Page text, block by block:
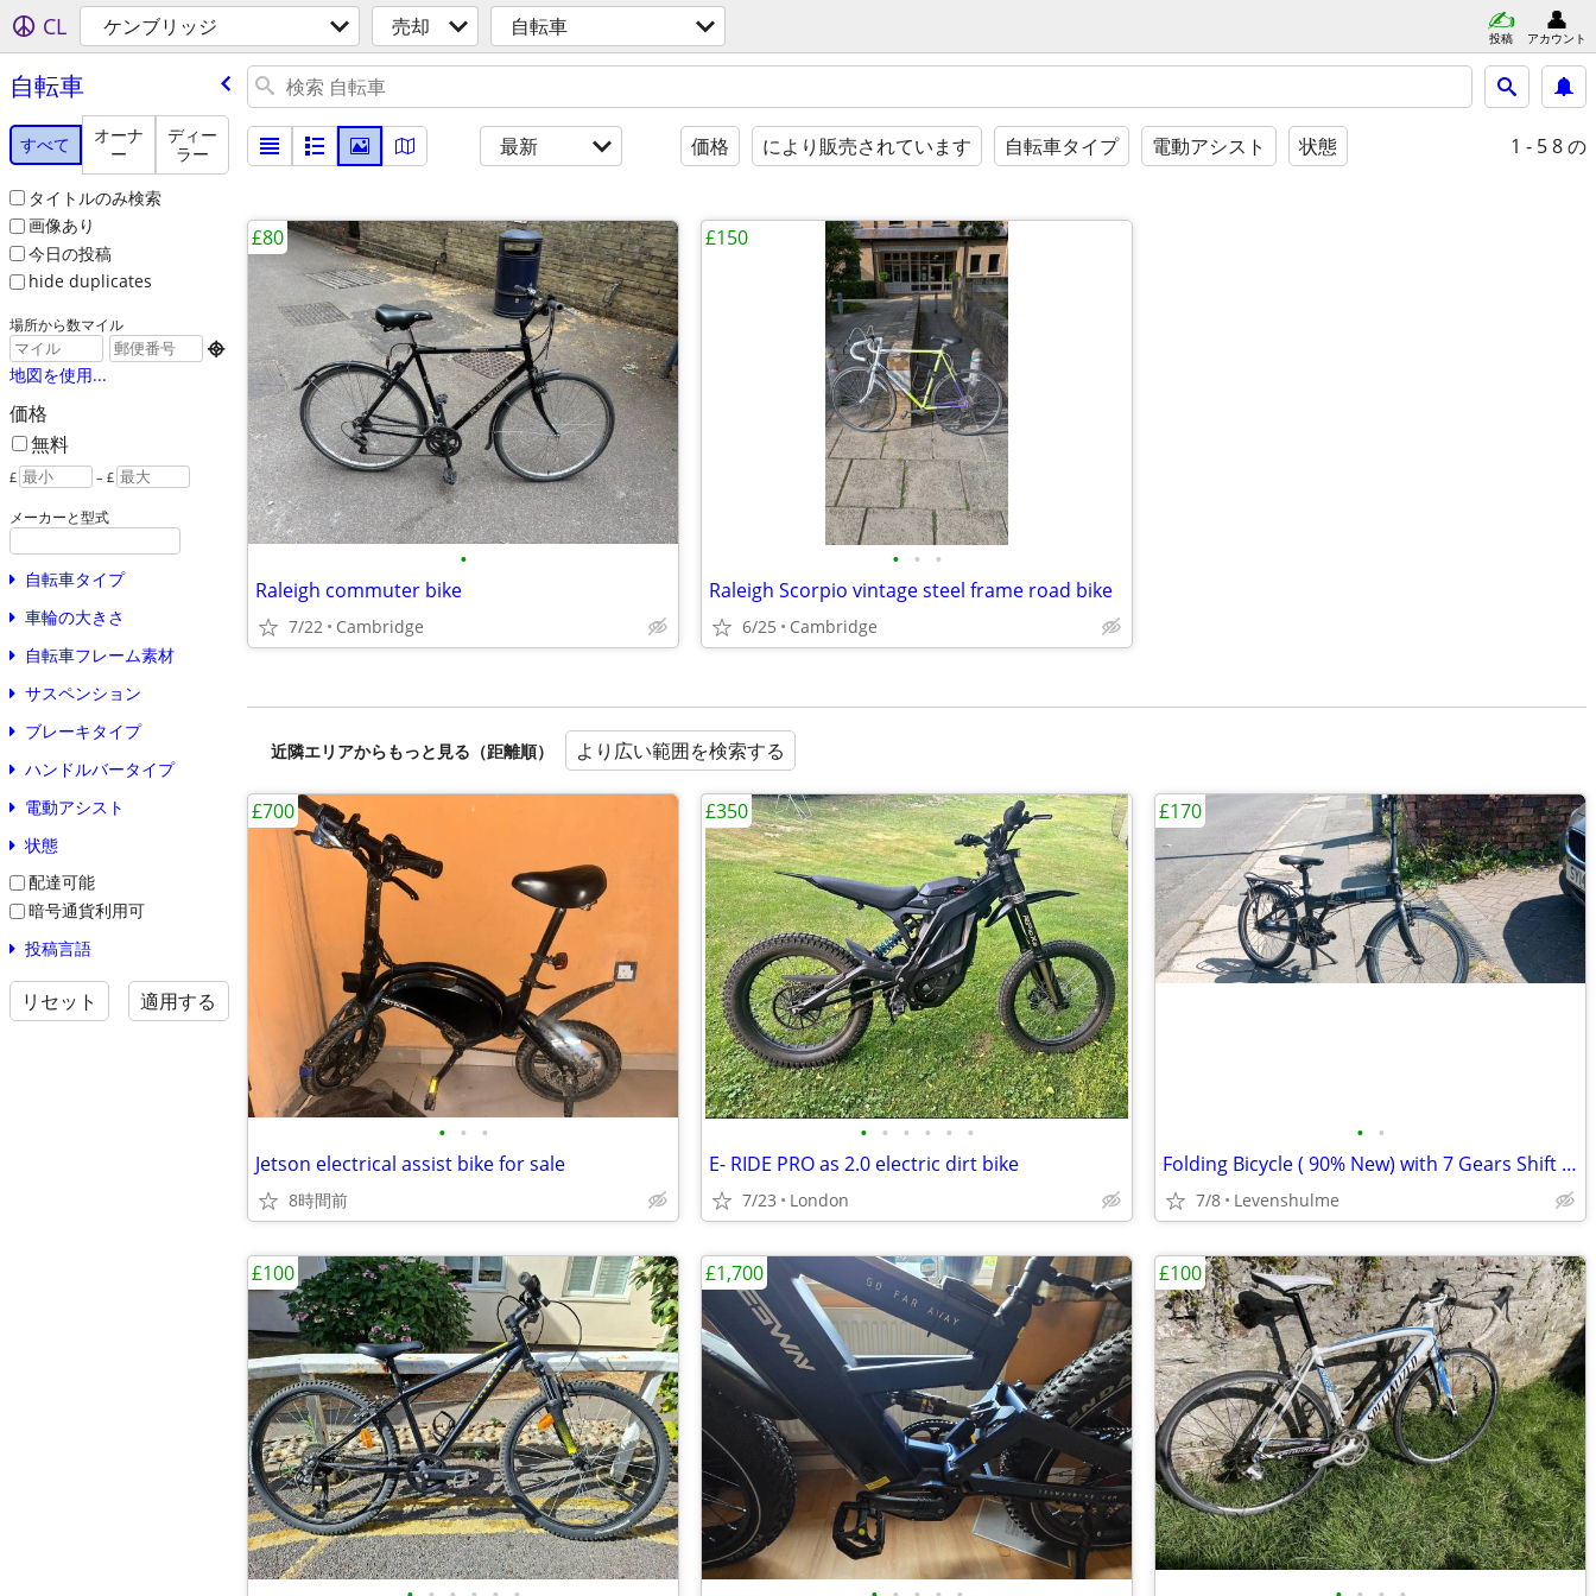
CL ケンブリッジ 売却 自転車 投稿 アカウント
自転車
すべて
オーナ
ー
ディー
ラー
タイトルのみ検索
画像あり
今日の投稿
hide duplicates
場所から数マイル

地図を使用...
価格
無料
£ – £
メーカーと型式
自転車タイプ
車輪の大きさ
自転車フレーム素材
サスペンション
ブレーキタイプ
ハンドルバータイプ
電動アシスト
状態
配達可能
暗号通貨利用可
投稿言語
リセット 適用する
最新 価格 により販売されています 自転車タイプ 電動アシスト 状態 1 - 58 の
•
Raleigh commuter bike
7/22 Cambridge
£80
• • •
Raleigh Scorpio vintage steel frame road bike
6/25 Cambridge
£150
近隣エリアからもっと見る（距離順） より広い範囲を検索する
• • •
Jetson electrical assist bike for sale
8時間前
£700
• • • • • •
E- RIDE PRO as 2.0 electric dirt bike
7/23 London
£350
• •
Folding Bicycle ( 90% New) with 7 Gears Shift Lever
7/8 Levenshulme
£170
£100 £1,700 £100